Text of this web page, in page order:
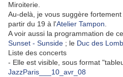
Miroiterie.
Au-delà, je vous suggère
partir du 19 à l'Atelier Tampon
A voir aussi la programmation de
Sunset - Sunside ; le Duc des
Liste des concerts
- Elle est visible, sous format
JazzParis___10_avr_08